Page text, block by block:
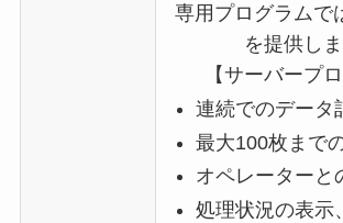
専用プログラムで
を提供しま
【サーバープ
連続でのデータ
最大100枚まで
オペレーターと
処理状況の表示